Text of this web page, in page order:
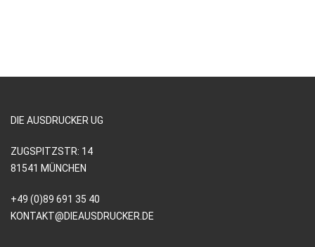
DIE AUSDRUCKER UG
ZUGSPITZSTR: 14
81541 MÜNCHEN
+49 (0)89 691 35 40
KONTAKT@DIEAUSDRUCKER.DE